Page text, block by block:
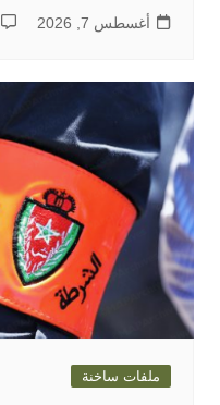
أغسطس 7, 2026
ملفات ساخنة